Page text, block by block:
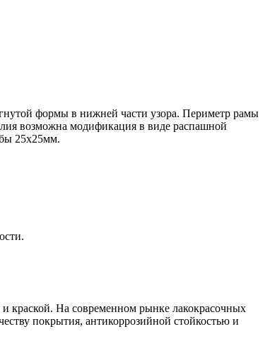
формы в нижней части узора. Периметр рамы
возможна модификация в виде распашной
25х25мм.
и краской. На современном рынке лакокрасочных
покрытия, антикоррозийной стойкостью и